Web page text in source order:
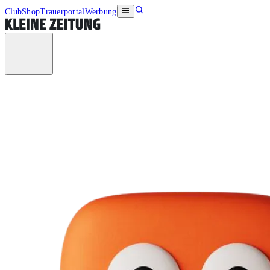
ClubShopTrauerportalWerbung